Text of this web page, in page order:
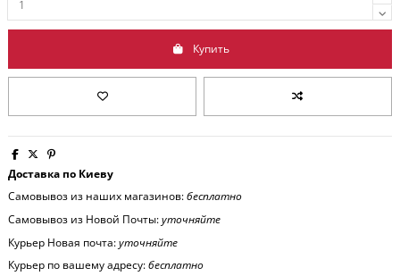
Купить
Доставка по Киеву
Самовывоз из наших магазинов:бесплатно
Самовывоз из Новой Почты:уточняйте
Курьер Новая почта:уточняйте
Курьер по вашему адресу:бесплатно